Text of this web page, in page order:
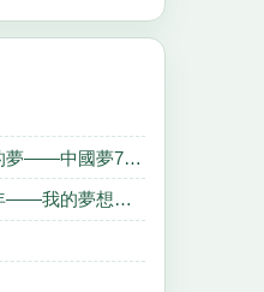
我的夢、你的夢、他的夢——中國夢700字
學森火，爭當四好少年——我的夢想，我的夢500字